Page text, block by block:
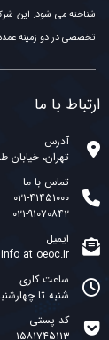
تخصصی در دو زمینه
ارتباط با ما
آدرس
تهران، خیابان
تماس با ما
۰۲۱-۴۱۴۵۱۰۰۰
۰۲۱-۹۱۰۷۰۸۴۲
ایمیل
info at oeoc.ir
ساعت کاری
شنبه تا چهارشنبه ۸ تا
کد پستی
۱۵۸۱۷۴۵۱۱۳